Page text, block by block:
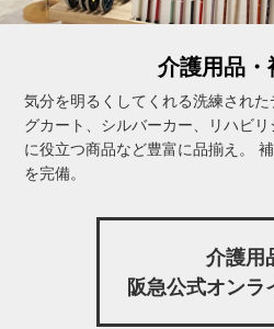
介護用品
気分を明るくしてくれる洗練され
グカート、シルバーカー、リハビ
に役立つ商品など豊富に品揃え。
を完備。
介護用
阪急公式オンラ